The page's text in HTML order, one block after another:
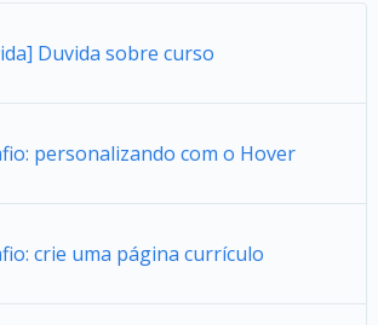
Duvida sobre curso
personalizando com o Hover
crie uma página currículo